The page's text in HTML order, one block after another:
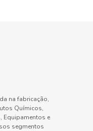
na fabricação,
Químicos,
Equipamentos e
segmentos